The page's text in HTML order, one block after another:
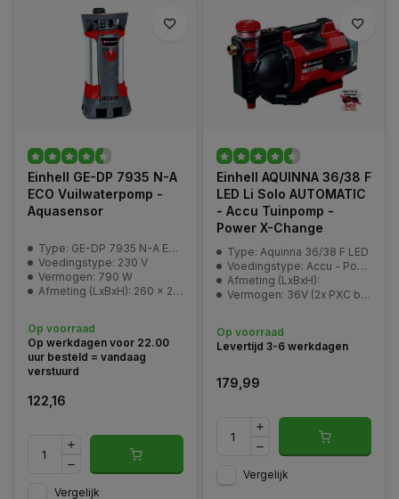
Einhell GE-DP 7935 N-A
ECO Vuilwaterpomp -
Aquasensor
Type: GE-DP 7935 N-A ECO
Voedingstype: 230 V
Vermogen: 790 W
Afmeting (LxBxH): 260 x 250 x 450 mm
Op voorraad
Op werkdagen voor 22.00
uur besteld = vandaag
verstuurd
122,16
Vergelijk
Einhell AQUINNA 36/38 F
LED Li Solo AUTOMATIC
- Accu Tuinpomp -
Power X-Change
Type: Aquinna 36/38 F LED
Voedingstype: Accu - Power-X-Change
Afmeting (LxBxH):
Vermogen: 36V (2x PXC batterij)
Op voorraad
Levertijd 3-6 werkdagen
179,99
Vergelijk